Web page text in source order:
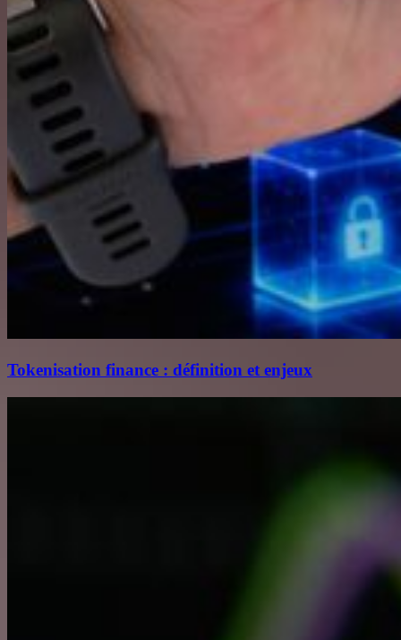
Tokenisation finance : définition et enjeux